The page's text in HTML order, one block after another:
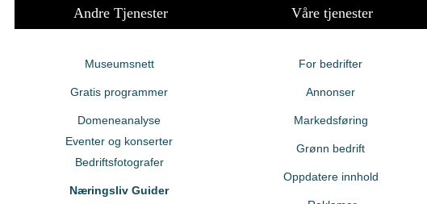
Andre Tjenester Våre tjenester
Museumsnett
Gratis programmer
Domeneanalyse
Eventer og konserter
Bedriftsfotografer
Næringsliv Guider
For bedrifter
Annonser
Markedsføring
Grønn bedrift
Oppdatere innhold